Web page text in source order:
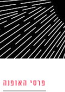
פרסי האופנה